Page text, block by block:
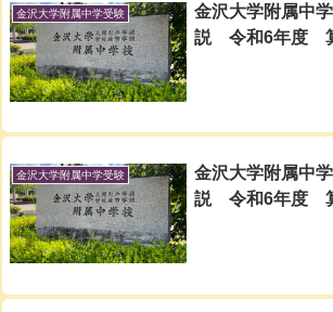
金沢大学附属中学受験
金沢大学附属中
説 令和6年度
金沢大学附属中学受験
金沢大学附属中
説 令和6年度